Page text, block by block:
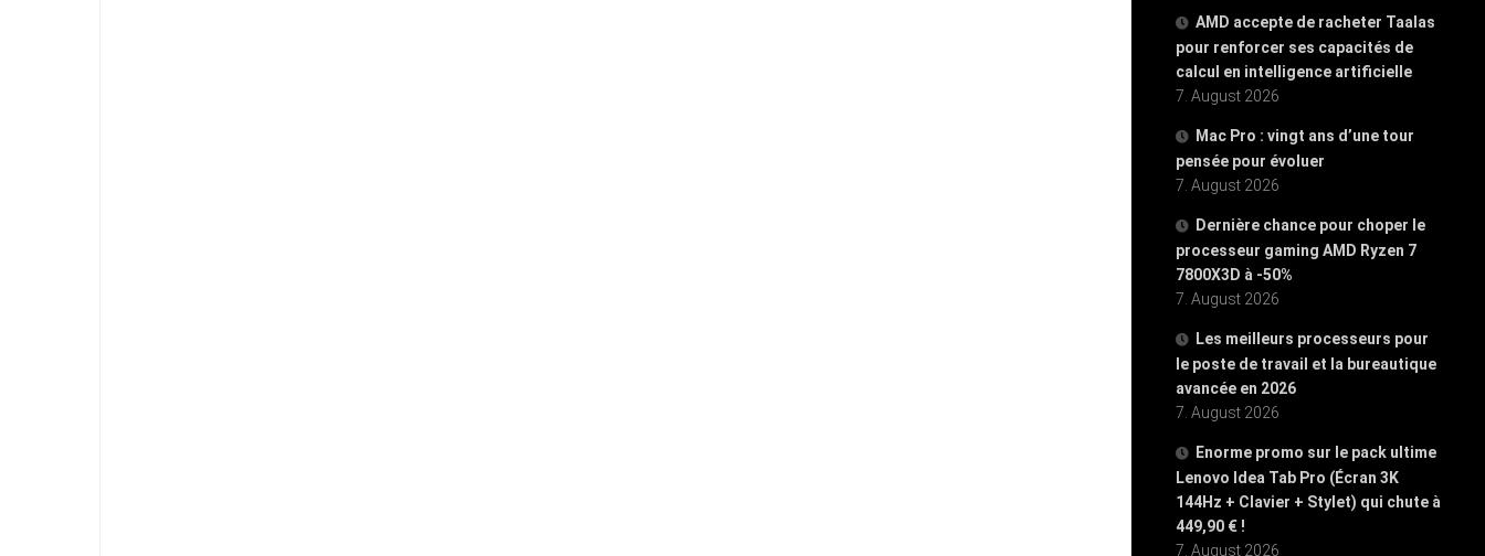
AMD accepte de racheter Taalas
pour renforcer ses capacités de
calcul en intelligence artificielle
7. August 2026
Mac Pro : vingt ans d’une tour
pensée pour évoluer
7. August 2026
Dernière chance pour choper le
processeur gaming AMD Ryzen 7
7800X3D à -50%
7. August 2026
Les meilleurs processeurs pour
le poste de travail et la bureautique
avancée en 2026
7. August 2026
Enorme promo sur le pack ultime
Lenovo Idea Tab Pro (Écran 3K
144Hz + Clavier + Stylet) qui chute à
449,90 € !
7. August 2026